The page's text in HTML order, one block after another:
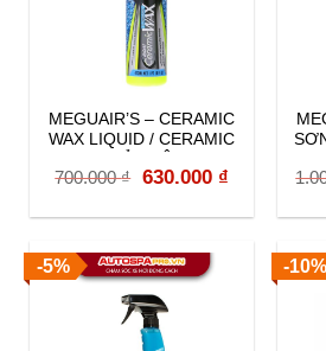
MEGUAIR’S – CERAMIC
WAX LIQUID / CERAMIC
G200416
700.000₫ Original
700.000 ₫.
630.000 ₫Current
630.000 ₫.
-5% -10%